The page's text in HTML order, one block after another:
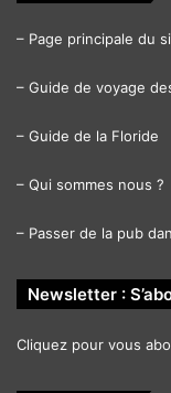
– Page principale du
– Guide de voyage
– Guide de la Floride
– Qui sommes nous ?
– Passer de la pub
Newsletter :
Cliquez pour vous